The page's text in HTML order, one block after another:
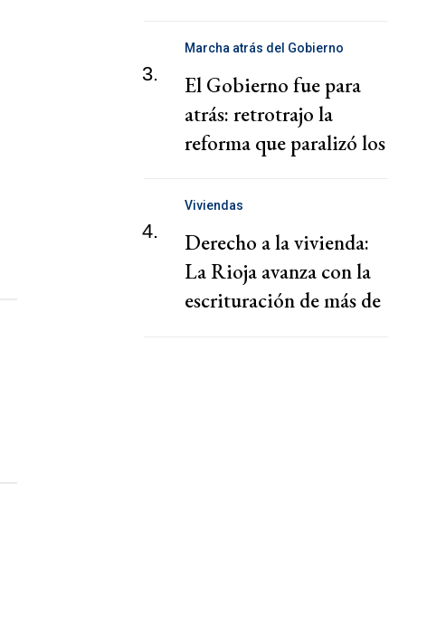
3.
Marcha atrás del Gobierno
El Gobierno fue para
atrás: retrotrajo la
reforma que paralizó los
4.
Viviendas
Derecho a la vivienda:
La Rioja avanza con la
escrituración de más de